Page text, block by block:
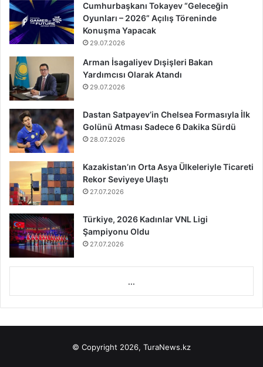
Cumhurbaşkanı Tokayev “Geleceğin
Oyunları – 2026” Açılış Töreninde
Konuşma Yapacak
29.07.2026
Arman İsagaliyev Dışişleri Bakan
Yardımcısı Olarak Atandı
29.07.2026
Dastan Satpayev’in Chelsea Formasıyla İlk
Golünü Atması Sadece 6 Dakika Sürdü
28.07.2026
Kazakistan’ın Orta Asya Ülkeleriyle Ticareti
Rekor Seviyeye Ulaştı
27.07.2026
Türkiye, 2026 Kadınlar VNL Ligi
Şampiyonu Oldu
27.07.2026
...
© Copyright 2026, TuraNews.kz